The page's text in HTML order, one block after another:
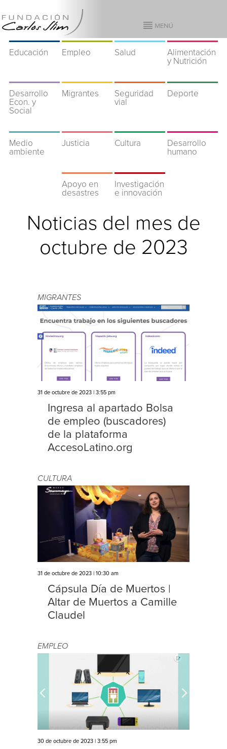
Educación Empleo Salud
Alimentación
y Nutrición
Desarrollo
Econ. y
Social
Migrantes
Seguridad
vial
Deporte
Medio
ambiente
Justicia Cultura
Desarrollo
humano
Apoyo en
desastres
Investigación
e innovación
Noticias del mes de
octubre de 2023
MIGRANTES
31 de octubre de 2023 | 3:55 pm
Ingresa al apartado Bolsa
de empleo (buscadores)
de la plataforma
AccesoLatino.org
CULTURA
31 de octubre de 2023 | 10:30 am
Cápsula Día de Muertos |
Altar de Muertos a Camille
Claudel
EMPLEO
30 de octubre de 2023 | 3:55 pm